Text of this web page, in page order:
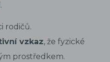
.
rodičů.
vzkaz, že fyzické
prostředkem.